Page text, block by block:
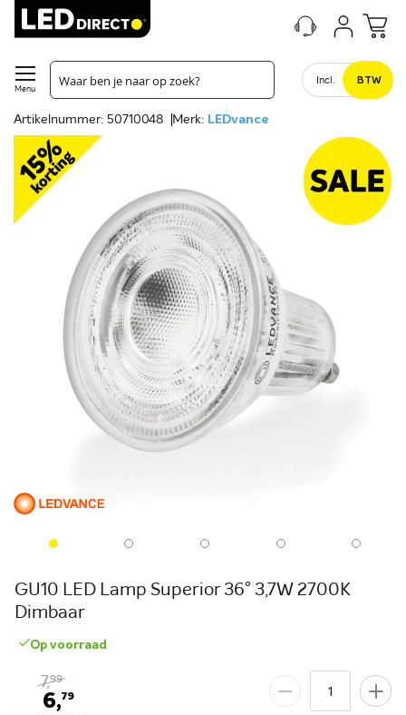
Menu
Incl. BTW
Artikelnummer: 50710048 Merk: LEDvance
GU10 LED Lamp Superior 36° 3,7W 2700K
Dimbaar
Op voorraad
6,79
7,99